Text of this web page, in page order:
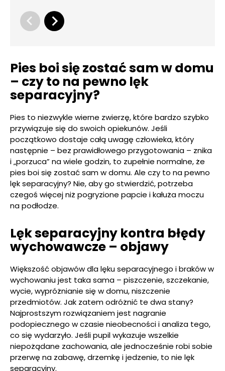
Pies boi się zostać sam w domu
– czy to na pewno lęk
separacyjny?
Pies to niezwykle wierne zwierzę, które bardzo szybko
przywiązuje się do swoich opiekunów. Jeśli
początkowo dostaje całą uwagę człowieka, który
następnie – bez prawidłowego przygotowania – znika
i „porzuca” na wiele godzin, to zupełnie normalne, że
pies boi się zostać sam w domu. Ale czy to na pewno
lęk separacyjny? Nie, aby go stwierdzić, potrzeba
czegoś więcej niż pogryzione papcie i kałuża moczu
na podłodze.
Lęk separacyjny kontra błędy
wychowawcze – objawy
Większość objawów dla lęku separacyjnego i braków w
wychowaniu jest taka sama – piszczenie, szczekanie,
wycie, wypróżnianie się w domu, niszczenie
przedmiotów. Jak zatem odróżnić te dwa stany?
Najprostszym rozwiązaniem jest nagranie
podopiecznego w czasie nieobecności i analiza tego,
co się wydarzyło. Jeśli pupil wykazuje wszelkie
niepożądane zachowania, ale jednocześnie robi sobie
przerwę na zabawę, drzemkę i jedzenie, to nie lęk
separacyjny.